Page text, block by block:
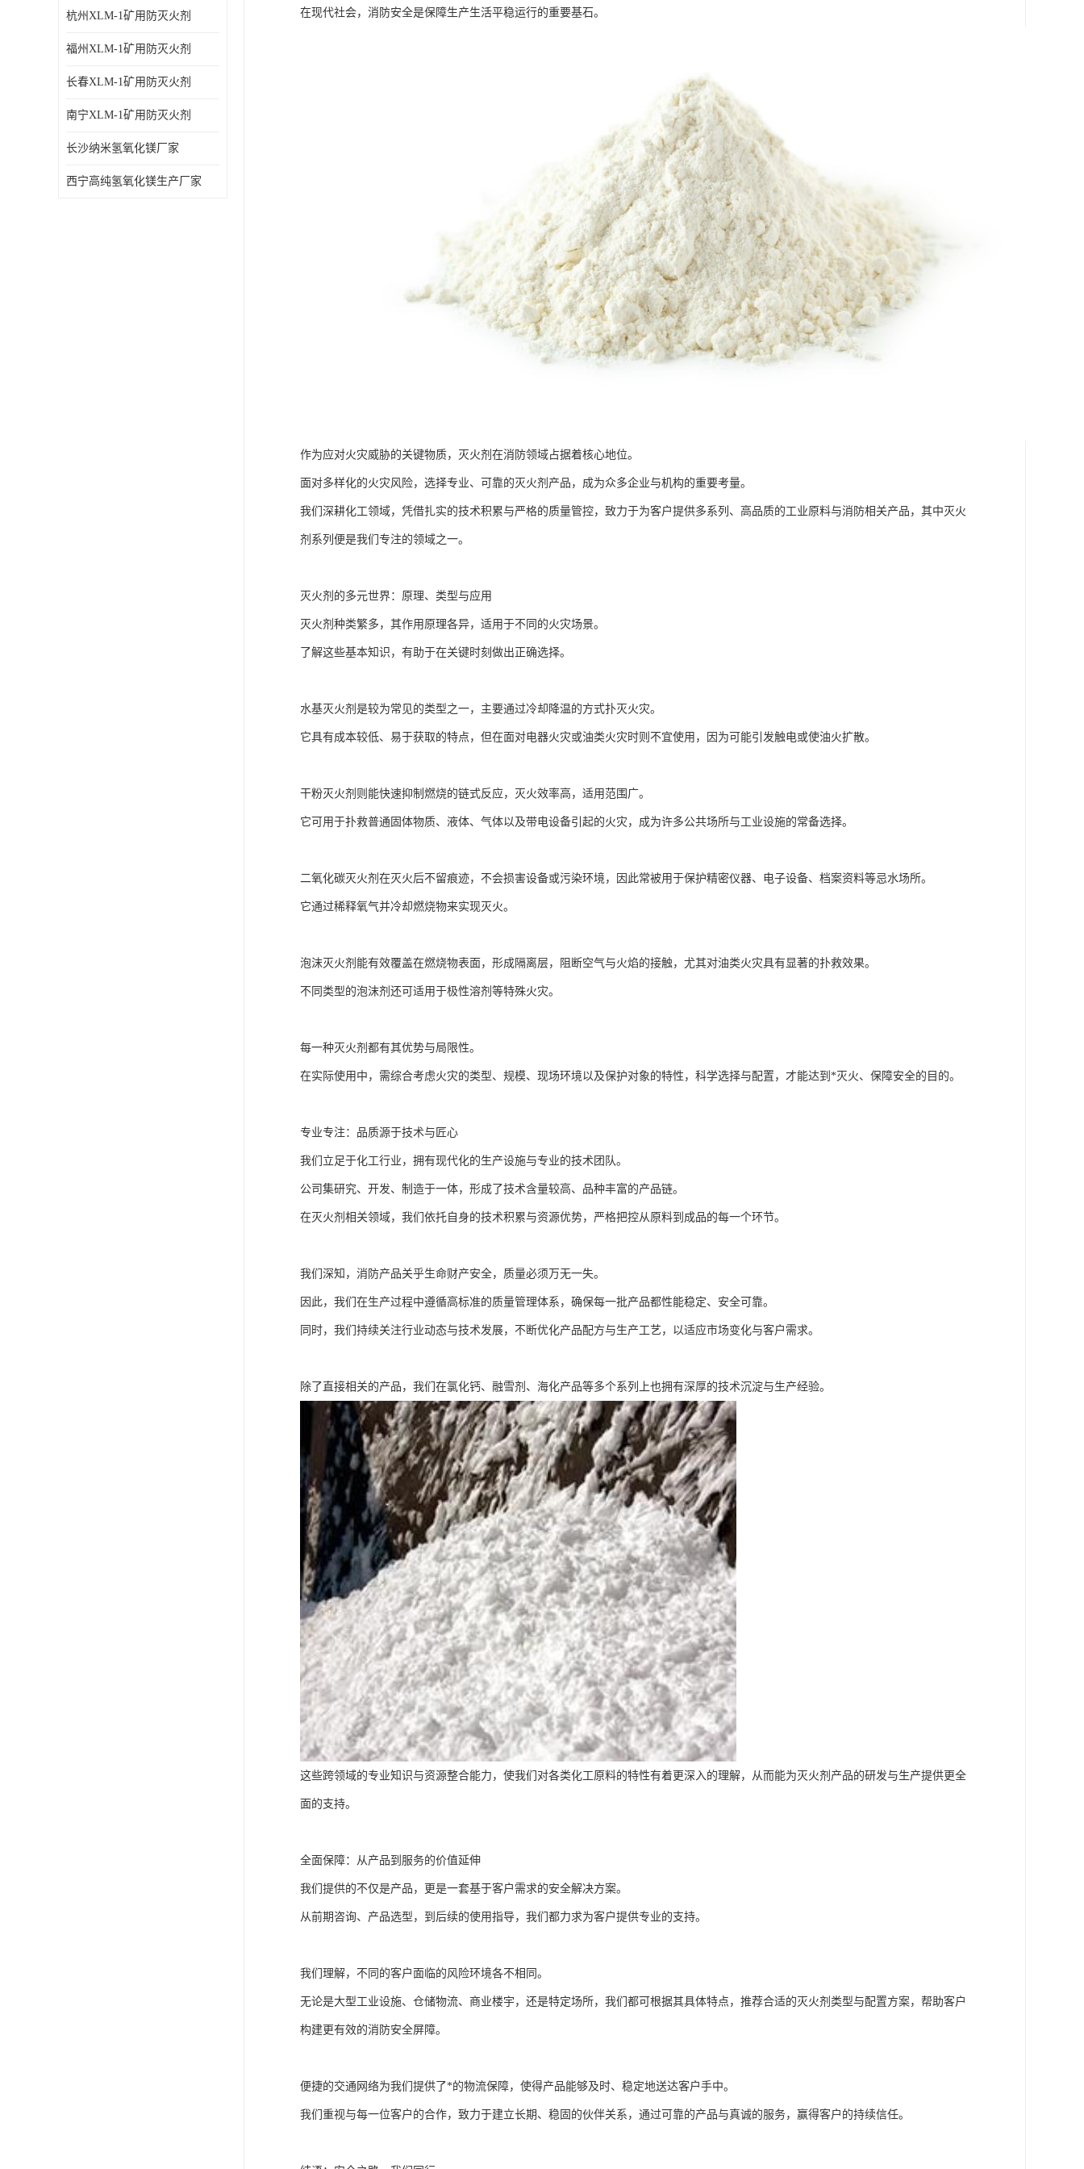
杭州XLM-1矿用防灭火剂
福州XLM-1矿用防灭火剂
长春XLM-1矿用防灭火剂
南宁XLM-1矿用防灭火剂
长沙纳米氢氧化镁厂家
西宁高纯氢氧化镁生产厂家
在现代社会，消防安全是保障生产生活平稳运行的重要基石。
作为应对火灾威胁的关键物质，灭火剂在消防领域占据着核心地位。
面对多样化的火灾风险，选择专业、可靠的灭火剂产品，成为众多企业与机构的重要考量。
我们深耕化工领域，凭借扎实的技术积累与严格的质量管控，致力于为客户提供多系列、高品质的工业原料与消防相关产品，其中灭火
剂系列便是我们专注的领域之一。
灭火剂的多元世界：原理、类型与应用
灭火剂种类繁多，其作用原理各异，适用于不同的火灾场景。
了解这些基本知识，有助于在关键时刻做出正确选择。
水基灭火剂是较为常见的类型之一，主要通过冷却降温的方式扑灭火灾。
它具有成本较低、易于获取的特点，但在面对电器火灾或油类火灾时则不宜使用，因为可能引发触电或使油火扩散。
干粉灭火剂则能快速抑制燃烧的链式反应，灭火效率高，适用范围广。
它可用于扑救普通固体物质、液体、气体以及带电设备引起的火灾，成为许多公共场所与工业设施的常备选择。
二氧化碳灭火剂在灭火后不留痕迹，不会损害设备或污染环境，因此常被用于保护精密仪器、电子设备、档案资料等忌水场所。
它通过稀释氧气并冷却燃烧物来实现灭火。
泡沫灭火剂能有效覆盖在燃烧物表面，形成隔离层，阻断空气与火焰的接触，尤其对油类火灾具有显著的扑救效果。
不同类型的泡沫剂还可适用于极性溶剂等特殊火灾。
每一种灭火剂都有其优势与局限性。
在实际使用中，需综合考虑火灾的类型、规模、现场环境以及保护对象的特性，科学选择与配置，才能达到*灭火、保障安全的目的。
专业专注：品质源于技术与匠心
我们立足于化工行业，拥有现代化的生产设施与专业的技术团队。
公司集研究、开发、制造于一体，形成了技术含量较高、品种丰富的产品链。
在灭火剂相关领域，我们依托自身的技术积累与资源优势，严格把控从原料到成品的每一个环节。
我们深知，消防产品关乎生命财产安全，质量必须万无一失。
因此，我们在生产过程中遵循高标准的质量管理体系，确保每一批产品都性能稳定、安全可靠。
同时，我们持续关注行业动态与技术发展，不断优化产品配方与生产工艺，以适应市场变化与客户需求。
除了直接相关的产品，我们在氯化钙、融雪剂、海化产品等多个系列上也拥有深厚的技术沉淀与生产经验。
这些跨领域的专业知识与资源整合能力，使我们对各类化工原料的特性有着更深入的理解，从而能为灭火剂产品的研发与生产提供更全
面的支持。
全面保障：从产品到服务的价值延伸
我们提供的不仅是产品，更是一套基于客户需求的安全解决方案。
从前期咨询、产品选型，到后续的使用指导，我们都力求为客户提供专业的支持。
我们理解，不同的客户面临的风险环境各不相同。
无论是大型工业设施、仓储物流、商业楼宇，还是特定场所，我们都可根据其具体特点，推荐合适的灭火剂类型与配置方案，帮助客户
构建更有效的消防安全屏障。
便捷的交通网络为我们提供了*的物流保障，使得产品能够及时、稳定地送达客户手中。
我们重视与每一位客户的合作，致力于建立长期、稳固的伙伴关系，通过可靠的产品与真诚的服务，赢得客户的持续信任。